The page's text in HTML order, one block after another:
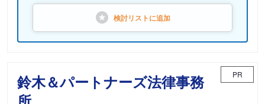
検討リストに追加
鈴木＆パートナーズ法律事務
PR